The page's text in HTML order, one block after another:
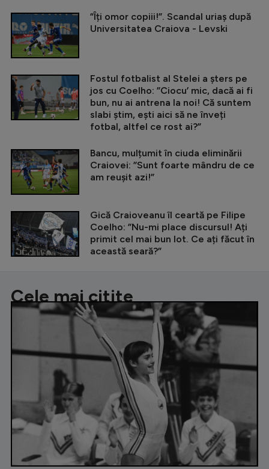
”Îți omor copiii!”. Scandal uriaș după
Universitatea Craiova - Levski
Fostul fotbalist al Stelei a șters pe
jos cu Coelho: ”Ciocu’ mic, dacă ai fi
bun, nu ai antrena la noi! Că suntem
slabi știm, ești aici să ne înveți
fotbal, altfel ce rost ai?”
Bancu, mulțumit în ciuda eliminării
Craiovei: ”Sunt foarte mândru de ce
am reușit azi!”
Gică Craioveanu îl ceartă pe Filipe
Coelho: ”Nu-mi place discursul! Ați
primit cel mai bun lot. Ce ați făcut în
această seară?”
Cele mai citite